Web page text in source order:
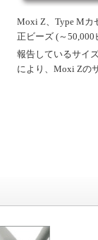
Moxi Z、Type Mカ
正ビーズ (～
報告しているサイ
により、Moxi Zの